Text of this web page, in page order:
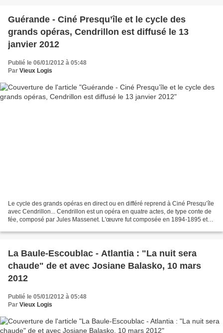
Guérande - Ciné Presqu’île et le cycle des
grands opéras, Cendrillon est diffusé le 13
janvier 2012
Publié le 06/01/2012 à 05:48
Par Vieux Logis
Le cycle des grands opéras en direct ou en différé reprend à Ciné Presqu’île
avec Cendrillon... Cendrillon est un opéra en quatre actes, de type conte de
fée, composé par Jules Massenet. L'œuvre fut composée en 1894-1895 et
La Baule-Escoublac - Atlantia : "La nuit sera
chaude" de et avec Josiane Balasko, 10 mars
2012
Publié le 05/01/2012 à 05:48
Par Vieux Logis